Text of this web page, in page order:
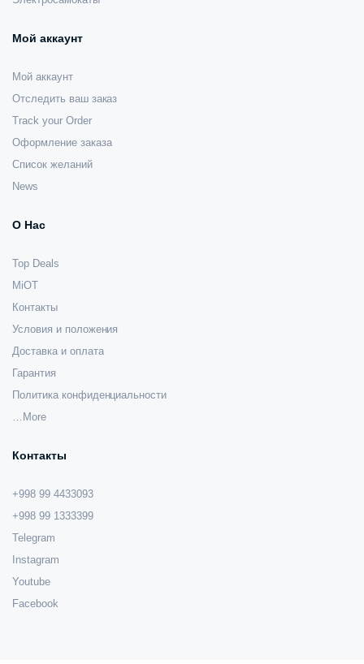
Мой аккаунт
Мой аккаунт
Отследить ваш заказ
Track your Order
Оформление заказа
Список желаний
News
О Нас
Top Deals
MiOT
Контакты
Условия и положения
Доставка и оплата
Гарантия
Политика конфиденциальности
…More
Контакты
+998 99 4433093
+998 99 1333399
Telegram
Instagram
Youtube
Facebook